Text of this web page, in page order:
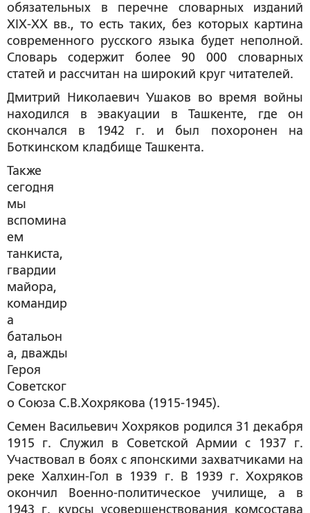
обязательных в перечне словарных изданий
XIX-XX вв., то есть таких, без которых картина
современного русского языка будет неполной.
Словарь содержит более 90 000 словарных
статей и рассчитан на широкий круг читателей.
Дмитрий Николаевич Ушаков во время войны
находился в эвакуации в Ташкенте, где он
скончался в 1942 г. и был похоронен на
Боткинском кладбище Ташкента.
Также
сегодня
мы
вспомина
ем
танкиста,
гвардии
майора,
командир
а
батальон
а, дважды
Героя
Советског
о Союза С.В.Хохрякова (1915-1945).
Семен Васильевич Хохряков родился 31 декабря
1915 г. Служил в Советской Армии с 1937 г.
Участвовал в боях с японскими захватчиками на
реке Халхин-Гол в 1939 г. В 1939 г. Хохряков
окончил Военно-политическое училище, а в
1943 г. курсы усовершенствования комсостава